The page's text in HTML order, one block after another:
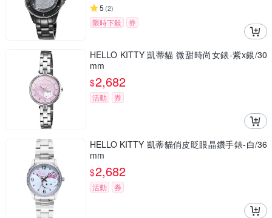
5 (2)
限時下殺 券
HELLO KITTY 凱蒂貓 微甜時尚女錶-紫x銀/30
mm
$2,682
活動 券
HELLO KITTY 凱蒂貓俏皮眨眼晶鑽手錶-白/36
mm
$2,682
活動 券